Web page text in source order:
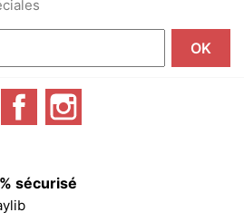
Facebook
sécurisé